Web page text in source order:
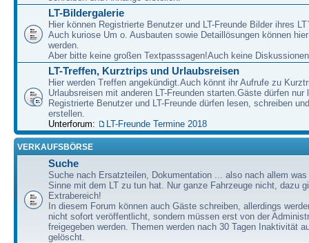
LT-Bildergalerie
Hier können Registrierte Benutzer und LT-Freunde Bilder ihres
Auch kuriose Um o. Ausbauten sowie Detaillösungen können
werden.
Aber bitte keine großen Textpasssagen!Auch keine
LT-Treffen, Kurztrips und Urlaubsreisen
Hier werden Treffen angekündigt.Auch könnt ihr Aufrufe zu
Urlaubsreisen mit anderen LT-Freunden starten.Gäste dürfen nur
Registrierte Benutzer und LT-Freunde dürfen lesen, schreiben
erstellen.
Unterforum:
LT-Freunde Termine 2018
VERKAUFSBÖRSE
Suche
Suche nach Ersatzteilen, Dokumentation ... also nach allem
Sinne mit dem LT zu tun hat. Nur ganze Fahrzeuge nicht, dazu
Extrabereich!
In diesem Forum können auch Gäste schreiben, allerdings
nicht sofort veröffentlicht, sondern müssen erst von der
freigegeben werden. Themen werden nach 30 Tagen Inaktivität
gelöscht.